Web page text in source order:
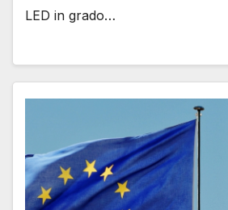
LED in grado…